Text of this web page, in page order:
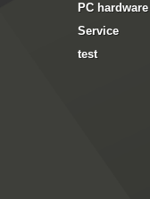
PC hardware
Service
test